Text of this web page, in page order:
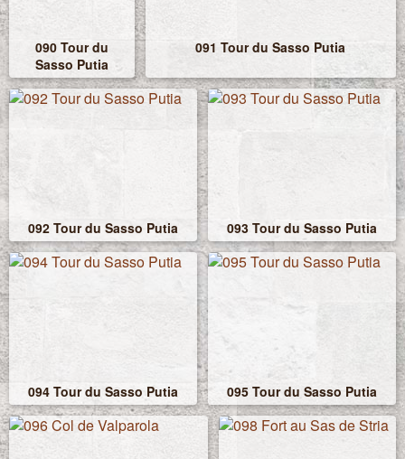
090 Tour du
Sasso Putia
091 Tour du Sasso Putia
092 Tour du Sasso Putia 093 Tour du Sasso Putia
094 Tour du Sasso Putia 095 Tour du Sasso Putia